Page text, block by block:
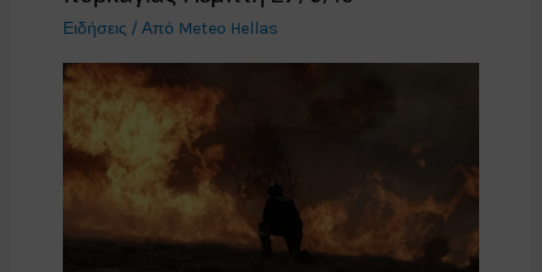
Ειδήσεις / Από Meteo Hellas